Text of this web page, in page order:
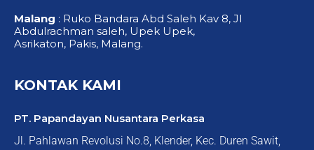
Malang : Ruko Bandara Abd Saleh Kav 8, Jl
Abdulrachman saleh, Upek Upek,
Asrikaton, Pakis, Malang.
KONTAK KAMI
PT. Papandayan Nusantara Perkasa
Jl. Pahlawan Revolusi No.8, Klender, Kec. Duren Sawit,